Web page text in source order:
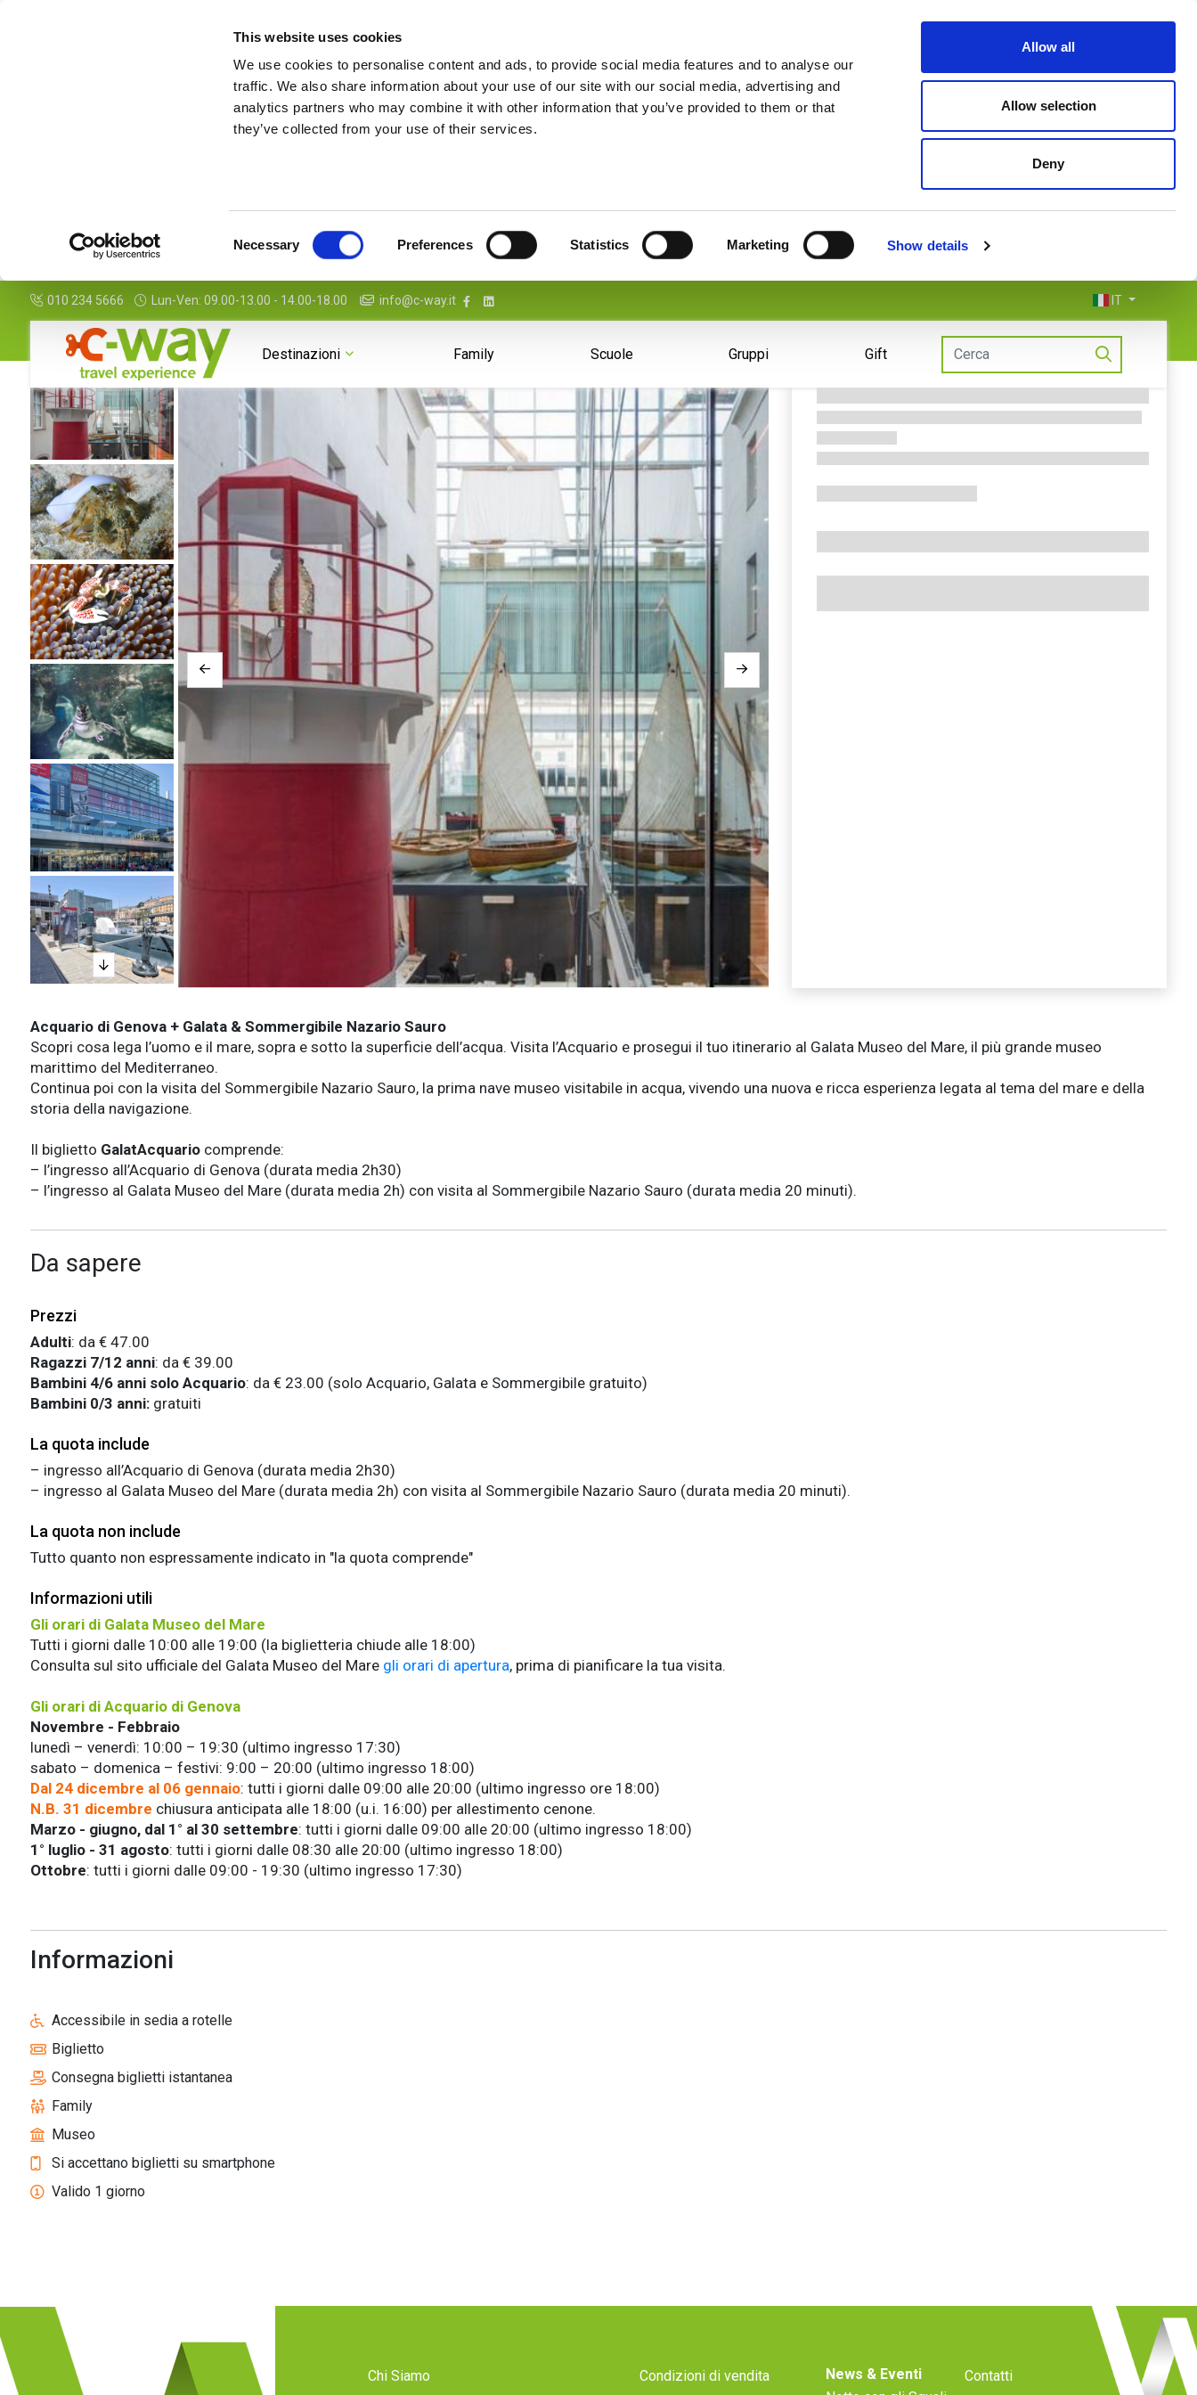
This website uses cookies
We use cookies to personalise content and ads, to provide social media features and to analyse our
traffic. We also share information about your use of our site with our social media, advertising and
analytics partners who may combine it with other information that you’ve provided to them or that
they’ve collected from your use of their services.
Necessary Preferences Statistics Marketing Show details
Allow all
Allow selection
Deny
010 234 5666 Lun-Ven: 09.00-13.00 - 14.00-18.00 info@c-way.it IT
Destinazioni Family Scuole Gruppi Gift
Acquario di Genova + Galata & Sommergibile Nazario Sauro
Scopri cosa lega l’uomo e il mare, sopra e sotto la superficie dell’acqua. Visita l’Acquario e prosegui il tuo itinerario al Galata Museo del Mare, il più grande museo
marittimo del Mediterraneo.
Continua poi con la visita del Sommergibile Nazario Sauro, la prima nave museo visitabile in acqua, vivendo una nuova e ricca esperienza legata al tema del mare e della
storia della navigazione.
Il biglietto GalatAcquario comprende:
– l’ingresso all’Acquario di Genova (durata media 2h30)
– l’ingresso al Galata Museo del Mare (durata media 2h) con visita al Sommergibile Nazario Sauro (durata media 20 minuti).
Da sapere
Prezzi
Adulti: da € 47.00
Ragazzi 7/12 anni: da € 39.00
Bambini 4/6 anni solo Acquario: da € 23.00 (solo Acquario, Galata e Sommergibile gratuito)
Bambini 0/3 anni:gratuiti
La quota include
– ingresso all’Acquario di Genova (durata media 2h30)
– ingresso al Galata Museo del Mare (durata media 2h) con visita al Sommergibile Nazario Sauro (durata media 20 minuti).
La quota non include
Tutto quanto non espressamente indicato in "la quota comprende"
Informazioni utili
Gli orari di Galata Museo del Mare
Tutti i giorni dalle 10:00 alle 19:00 (la biglietteria chiude alle 18:00)
Consulta sul sito ufficiale del Galata Museo del Mare gli orari di apertura, prima di pianificare la tua visita.
Gli orari di Acquario di Genova
Novembre - Febbraio
lunedì – venerdì: 10:00 – 19:30 (ultimo ingresso 17:30)
sabato – domenica – festivi: 9:00 – 20:00 (ultimo ingresso 18:00)
Dal 24 dicembre al 06 gennaio: tutti i giorni dalle 09:00 alle 20:00 (ultimo ingresso ore 18:00)
N.B. 31 dicembre chiusura anticipata alle 18:00 (u.i. 16:00) per allestimento cenone.
Marzo - giugno, dal 1° al 30 settembre: tutti i giorni dalle 09:00 alle 20:00 (ultimo ingresso 18:00)
1° luglio - 31 agosto: tutti i giorni dalle 08:30 alle 20:00 (ultimo ingresso 18:00)
Ottobre: tutti i giorni dalle 09:00 - 19:30 (ultimo ingresso 17:30)
Informazioni
Accessibile in sedia a rotelle
Biglietto
Consegna biglietti istantanea
Family
Museo
Si accettano biglietti su smartphone
Valido 1 giorno
Chi Siamo
Condizioni di vendita
News & Eventi
Contatti